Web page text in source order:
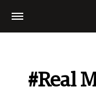
#Real